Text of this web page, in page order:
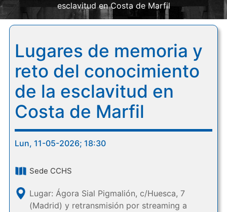
esclavitud en Costa de Marfil
Lugares de memoria y
reto del conocimiento
de la esclavitud en
Costa de Marfil
Lun, 11-05-2026; 18:30
Sede CCHS
Lugar: Ágora Sial Pigmalión, c/Huesca, 7
(Madrid) y retransmisión por streaming a